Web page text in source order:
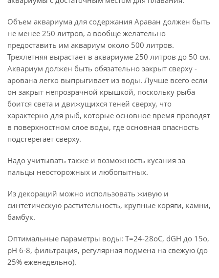
Объем аквариума для содержания Араван должен быть
не менее 250 литров, а вообще желательно
предоставить им аквариум около 500 литров.
Трехлетняя вырастает в аквариуме 250 литров до 50 см.
Аквариум должен быть обязательно закрыт сверху -
арована легко выпрыгивает из воды. Лучше всего если
он закрыт непрозрачной крышкой, поскольку рыба
боится света и движущихся теней сверху, что
характерно для рыб, которые основное время проводят
в поверхностном слое воды, где основная опасность
подстерегает сверху.
Надо учитывать также и возможность кусания за
пальцы неосторожных и любопытных.
Из декораций можно использовать живую и
синтетическую растительность, крупные коряги, камни,
бамбук.
Оптимальные параметры воды: Т=24-28оС, dGH до 15о,
рН 6-8, фильтрация, регулярная подмена на свежую (до
25% еженедельно).